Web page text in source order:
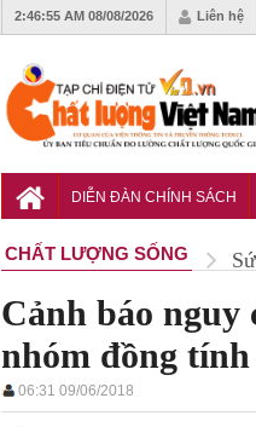
2:46:56 AM 08/08/2026 Liên hệ
DIỄN ĐÀN CHÍNH SÁCH
CHẤT LƯỢNG SỐNG
Cảnh báo nguy
nhóm đồng
06:31 09/06/2018